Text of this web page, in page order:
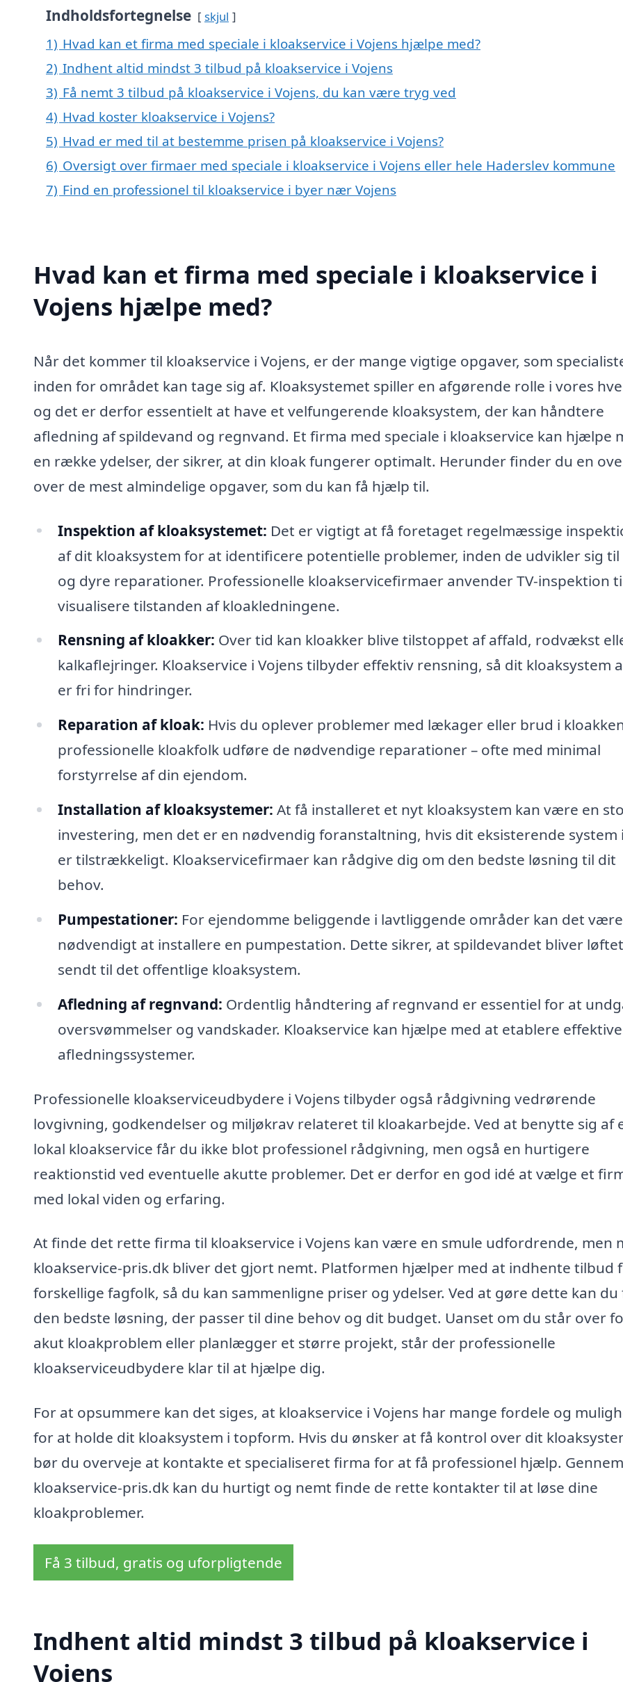
Indholdsfortegnelse skjul
1) Hvad kan et firma med speciale i kloakservice i Vojens hjælpe med?
2) Indhent altid mindst 3 tilbud på kloakservice i Vojens
3) Få nemt 3 tilbud på kloakservice i Vojens, du kan være tryg ved
4) Hvad koster kloakservice i Vojens?
5) Hvad er med til at bestemme prisen på kloakservice i Vojens?
6) Oversigt over firmaer med speciale i kloakservice i Vojens eller hele Haderslev kommune
7) Find en professionel til kloakservice i byer nær Vojens
Hvad kan et firma med speciale i kloakservice i
Vojens hjælpe med?
Når det kommer til kloakservice i Vojens, er der mange vigtige opgaver, som
inden for området kan tage sig af. Kloaksystemet spiller en afgørende rolle i vores
og det er derfor essentielt at have et velfungerende kloaksystem, der kan håndtere
afledning af spildevand og regnvand. Et firma med speciale i kloakservice kan hjælpe
en række ydelser, der sikrer, at din kloak fungerer optimalt. Herunder finder du en
over de mest almindelige opgaver, som du kan få hjælp til.
Inspektion af kloaksystemet: Det er vigtigt at få foretaget regelmæssige
af dit kloaksystem for at identificere potentielle problemer, inden de udvikler sig
og dyre reparationer. Professionelle kloakservicefirmaer anvender TV-inspektion
visualisere tilstanden af kloakledningene.
Rensning af kloakker: Over tid kan kloakker blive tilstoppet af affald, rodvækst
kalkaflejringer. Kloakservice i Vojens tilbyder effektiv rensning, så dit kloaksystem
er fri for hindringer.
Reparation af kloak: Hvis du oplever problemer med lækager eller brud i
professionelle kloakfolk udføre de nødvendige reparationer – ofte med minimal
forstyrrelse af din ejendom.
Installation af kloaksystemer: At få installeret et nyt kloaksystem kan være en
investering, men det er en nødvendig foranstaltning, hvis dit eksisterende system
er tilstrækkeligt. Kloakservicefirmaer kan rådgive dig om den bedste løsning til dit
behov.
Pumpestationer: For ejendomme beliggende i lavtliggende områder kan det være
nødvendigt at installere en pumpestation. Dette sikrer, at spildevandet bliver
sendt til det offentlige kloaksystem.
Afledning af regnvand: Ordentlig håndtering af regnvand er essentiel for at
oversvømmelser og vandskader. Kloakservice kan hjælpe med at etablere effektive
afledningssystemer.
Professionelle kloakserviceudbydere i Vojens tilbyder også rådgivning vedrørende
lovgivning, godkendelser og miljøkrav relateret til kloakarbejde. Ved at benytte sig af
lokal kloakservice får du ikke blot professionel rådgivning, men også en hurtigere
reaktionstid ved eventuelle akutte problemer. Det er derfor en god idé at vælge et
med lokal viden og erfaring.
At finde det rette firma til kloakservice i Vojens kan være en smule udfordrende, men
kloakservice-pris.dk bliver det gjort nemt. Platformen hjælper med at indhente tilbud
forskellige fagfolk, så du kan sammenligne priser og ydelser. Ved at gøre dette kan du
den bedste løsning, der passer til dine behov og dit budget. Uanset om du står over
akut kloakproblem eller planlægger et større projekt, står der professionelle
kloakserviceudbydere klar til at hjælpe dig.
For at opsummere kan det siges, at kloakservice i Vojens har mange fordele og
for at holde dit kloaksystem i topform. Hvis du ønsker at få kontrol over dit
bør du overveje at kontakte et specialiseret firma for at få professionel hjælp. Gennem
kloakservice-pris.dk kan du hurtigt og nemt finde de rette kontakter til at løse dine
kloakproblemer.
Få 3 tilbud, gratis og uforpligtende
Indhent altid mindst 3 tilbud på kloakservice i
Vojens